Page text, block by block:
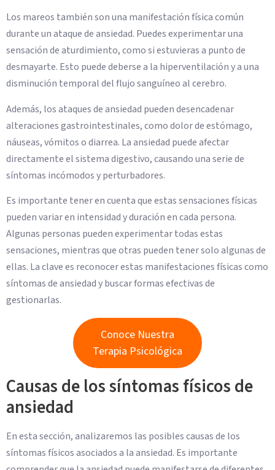
Los mareos también son una manifestación física común
durante un ataque de ansiedad. Puedes experimentar una
sensación de aturdimiento, como si estuvieras a punto de
desmayarte. Esto puede deberse a la hiperventilación y a una
disminución temporal del flujo sanguíneo al cerebro.
Además, los ataques de ansiedad pueden desencadenar
alteraciones gastrointestinales, como dolor de estómago,
náuseas, vómitos o diarrea. La ansiedad puede afectar
directamente el sistema digestivo, causando una serie de
síntomas incómodos y perturbadores.
Es importante tener en cuenta que estas sensaciones físicas
pueden variar en intensidad y duración en cada persona.
Algunas personas pueden experimentar todas estas
sensaciones, mientras que otras pueden tener solo algunas de
ellas. La clave es reconocer estas manifestaciones físicas como
síntomas de ansiedad y buscar formas efectivas de
gestionarlas.
Conoce Nuestra
Terapia Psicológica
Causas de los síntomas físicos de
ansiedad
En esta sección, analizaremos las posibles causas de los
síntomas físicos asociados a la ansiedad. Es importante